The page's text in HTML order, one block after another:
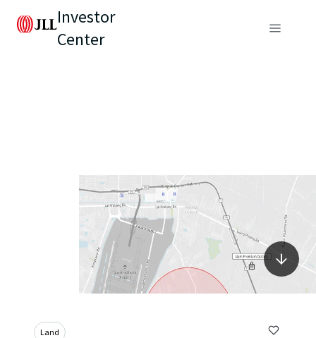
Investor
Center
Land